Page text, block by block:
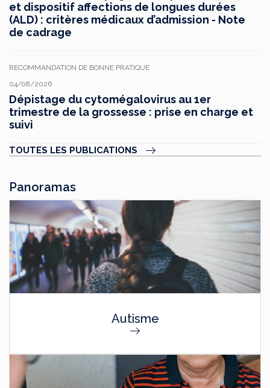
et dispositif affections de longues durées
(ALD) : critères médicaux d’admission - Note
de cadrage
RECOMMANDATION DE BONNE PRATIQUE
04/08/2026
Dépistage du cytomégalovirus au 1er
trimestre de la grossesse : prise en charge et
suivi
TOUTES LES PUBLICATIONS
Panoramas
Autisme